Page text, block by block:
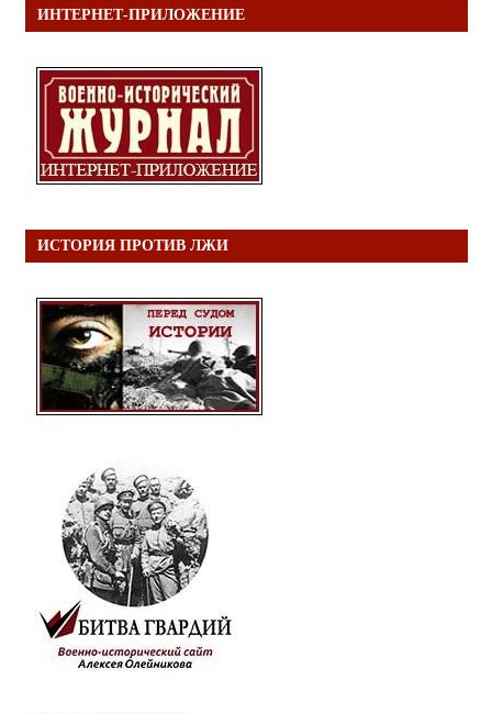
ИНТЕРНЕТ-ПРИЛОЖЕНИЕ
ИСТОРИЯ ПРОТИВ ЛЖИ